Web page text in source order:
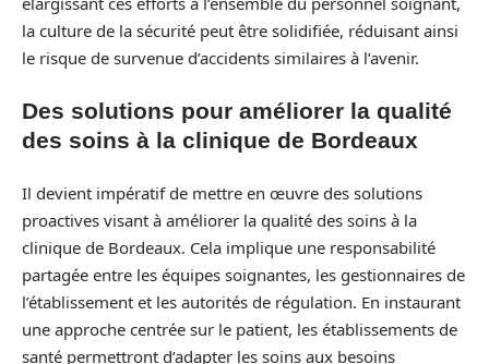
la culture de la sécurité peut être solidifiée, réduisant ainsi
le risque de survenue d’accidents similaires à l’avenir.
Des solutions pour améliorer la qualité
des soins à la clinique de Bordeaux
Il devient impératif de mettre en œuvre des solutions
proactives visant à améliorer la qualité des soins à la
clinique de Bordeaux. Cela implique une responsabilité
partagée entre les équipes soignantes, les gestionnaires de
l’établissement et les autorités de régulation. En instaurant
une approche centrée sur le patient, les établissements de
santé permettront d’adapter les soins aux besoins